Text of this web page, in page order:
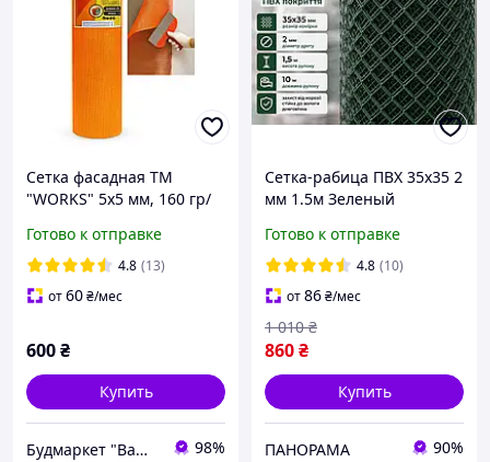
Сетка фасадная ТМ
"WORKS" 5х5 мм, 160 гр/
Готово к отправке
4.8 (13)
от60₴/мес
600₴
Купить
Будмаркет "Ваш Дім" 98%
Сетка-рабица ПВХ 35х35 2
мм 1.5м Зеленый
Готово к отправке
4.8 (10)
от86₴/мес
860₴
1 010 ₴
Купить
ПАНОРАМА 90%